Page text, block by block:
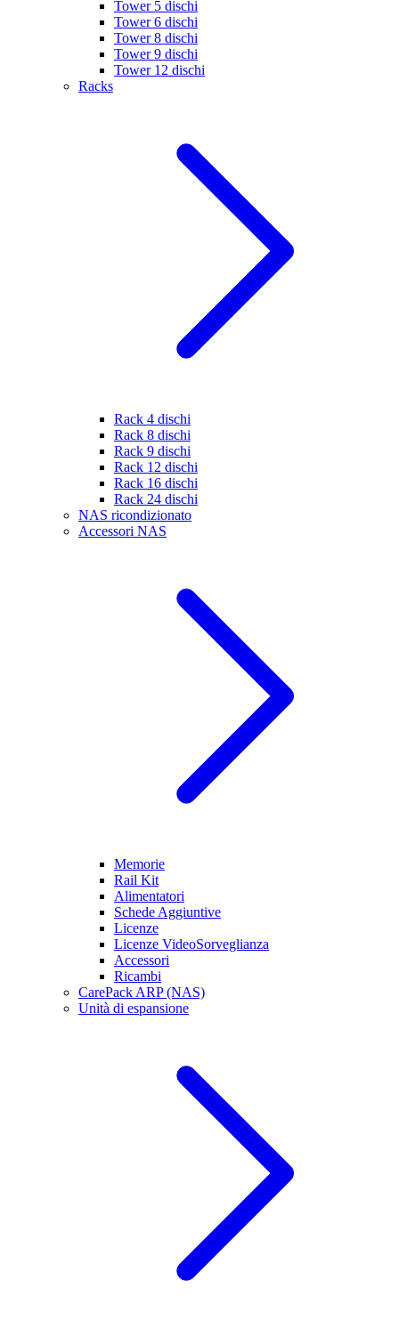
Tower 5 dischi
Tower 6 dischi
Tower 8 dischi
Tower 9 dischi
Tower 12 dischi
Racks
Rack 4 dischi
Rack 8 dischi
Rack 9 dischi
Rack 12 dischi
Rack 16 dischi
Rack 24 dischi
NAS ricondizionato
Accessori NAS
Memorie
Rail Kit
Alimentatori
Schede Aggiuntive
Licenze
Licenze VideoSorveglianza
Accessori
Ricambi
CarePack ARP (NAS)
Unità di espansione